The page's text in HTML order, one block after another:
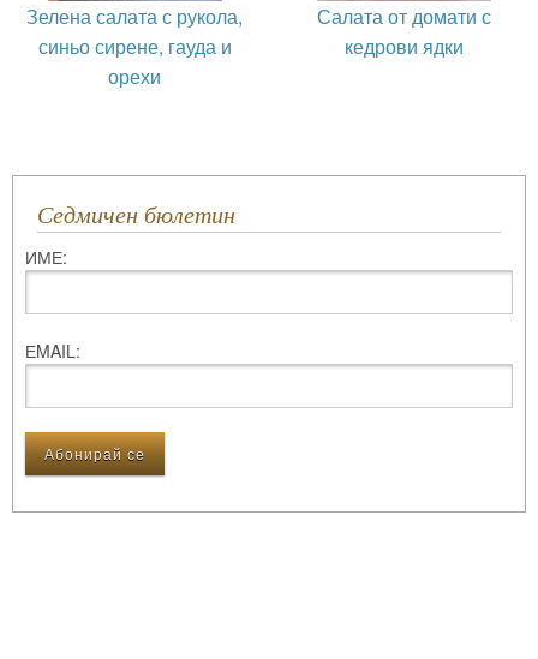
Зелена салата с рукола,
синьо сирене, гауда и
орехи
Салата от домати с
кедрови ядки
Седмичен бюлетин
ИМЕ:
ЕMAIL: